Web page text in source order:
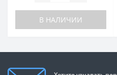
В НАЛИЧИИ